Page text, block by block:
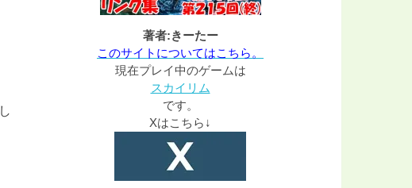
著者:きーたー
このサイトについてはこちら。
現在プレイ中のゲームは
スカイリム
です。
Xはこちら↓